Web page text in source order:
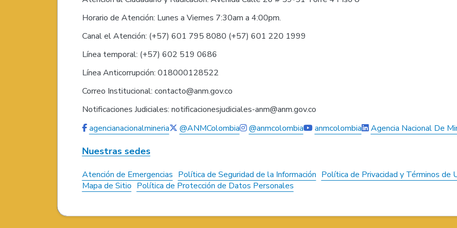
Horario de Atención: Lunes a Viernes 7:30am a 4:00pm.
Canal el Atención: (+57) 601 795 8080 (+57) 601 220 1999
Línea temporal: (+57) 602 519 0686
Línea Anticorrupción: 018000128522
Correo Institucional: contacto@anm.gov.co
Notificaciones Judiciales: notificacionesjudiciales-anm@anm.gov.co
agencianacionalmineria
@ANMColombia @anmcolombia anmcolombia Agencia Nacional De
Nuestras sedes
Atención de Emergencias Política de Seguridad de la Información Política de Privacidad y Términos de
Mapa de Sitio Política de Protección de Datos Personales